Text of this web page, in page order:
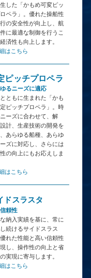
した「かもめ可変ピッ
ペラ」。優れた操船性
の安全性が向上し、航
に最適な制御を行うこ
済性も向上します。
はこちら
ピッチプロペラ
るニーズに適応
ともに生まれた「かも
ピッチプロペラ」。時
ーズに合わせて、解
計、生産技術の開発を
あらゆる船種、あらゆ
ズに対応し、さらには
の向上にもお応えしま
はこちら
ドスラスタ
頼性
納入実績を基に、常に
続けるサイドスラス
れた性能と高い信頼性
し、操作性の向上と省
実現に寄与します。
はこちら